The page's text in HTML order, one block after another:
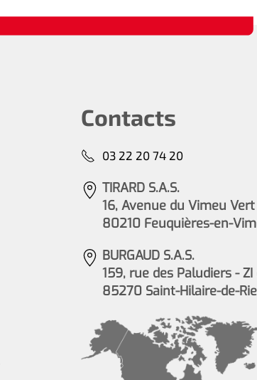
Contacts
03 22 20 74 20
TIRARD S.A.S.
16, Avenue du Vimeu
80210 Feuquières-en-
BURGAUD S.A.S.
159, rue des Paludiers -
85270 Saint-Hilaire-de-